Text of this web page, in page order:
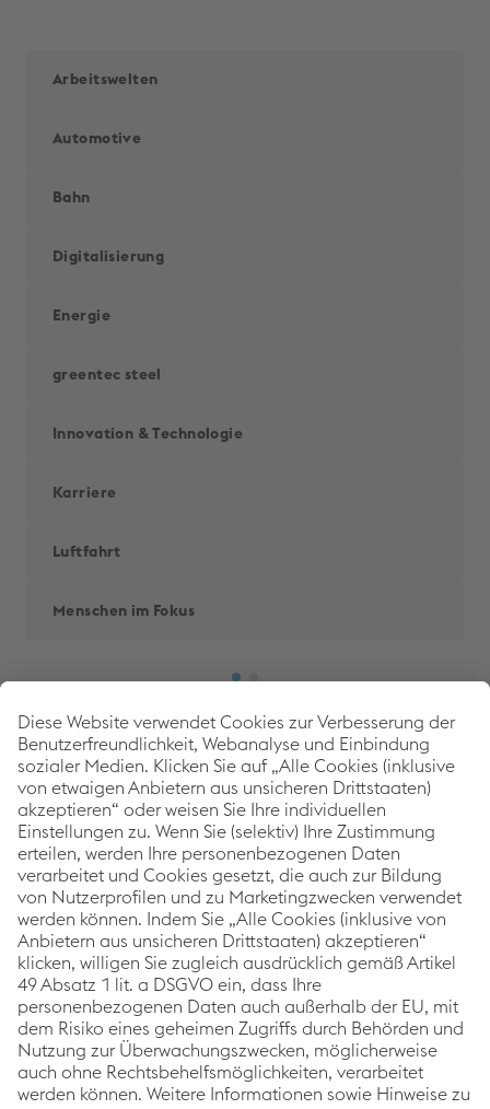
Arbeitswelten
Automotive
Bahn
Digitalisierung
Energie
greentec steel
Innovation & Techno­logie
Karriere
Luftfahrt
Menschen im Fokus
Back to
voestalpine Corporate Blog
Als weltweit führender Stahl- und Technologiekonzern
setzt die voestalpine mit dem Corporate Blog auf
Themen rund um die Schwerpunkte Innovation &
Technologie, Nachhaltigkeit und Karriere. Im
Mittelpunkt stehen dabei immer die Geschichten der
voestalpine Mitarbeiter:innen, Projekte sowie
Produkte.
Kategorien
Innovation &
Techno­logie
Links
Impressum
Folgen Sie uns